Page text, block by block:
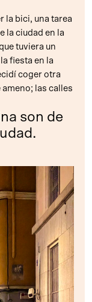
la bici, una tarea
la ciudad en la
tuviera un
fiesta en la
coger otra
ameno; las calles
son de